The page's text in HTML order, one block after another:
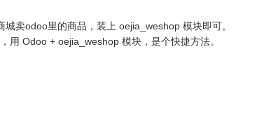
卖odoo里的商品，装上 oejia_weshop 模块即可。
用 Odoo + oejia_weshop 模块，是个快捷方法。